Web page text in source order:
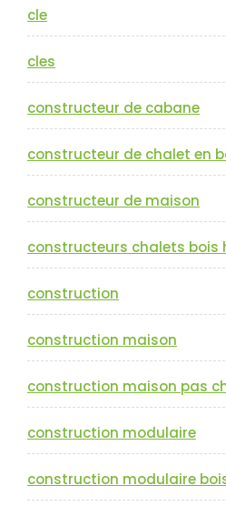
cle
cles
constructeur de cabane
constructeur de chalet en
constructeur de maison
constructeurs chalets bois
construction
construction maison
construction maison pas
construction modulaire
construction modulaire